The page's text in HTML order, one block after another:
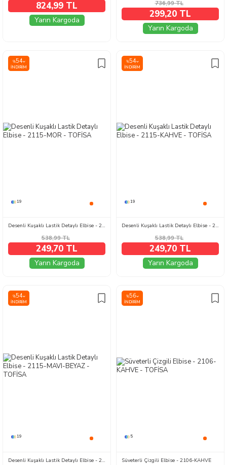
824,99 TL
Yarın Kargoda
736,99TL
299,20 TL
Yarın Kargoda
%54
İNDIRIM
19
Desenli Kuşaklı Lastik Detaylı Elbise - 2115-MOR
538,99TL
249,70 TL
Yarın Kargoda
%54
İNDIRIM
19
Desenli Kuşaklı Lastik Detaylı Elbise - 2115-KAHVE
538,99TL
249,70 TL
Yarın Kargoda
%54
İNDIRIM
19
Desenli Kuşaklı Lastik Detaylı Elbise - 2115-MAVI-BEYAZ
%56
İNDIRIM
5
Süveterli Çizgili Elbise - 2106-KAHVE